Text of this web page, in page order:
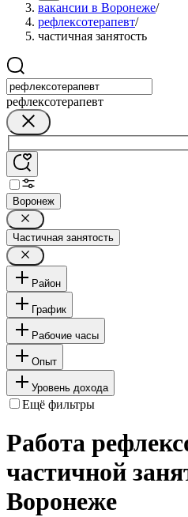
вакансии в Воронеже/
рефлексотерапевт/
частичная занятость
рефлексотерапевт
Воронеж
Частичная занятость
Район
График
Рабочие часы
Опыт
Уровень дохода
Ещё фильтры
Работа
частичной
Воронеже